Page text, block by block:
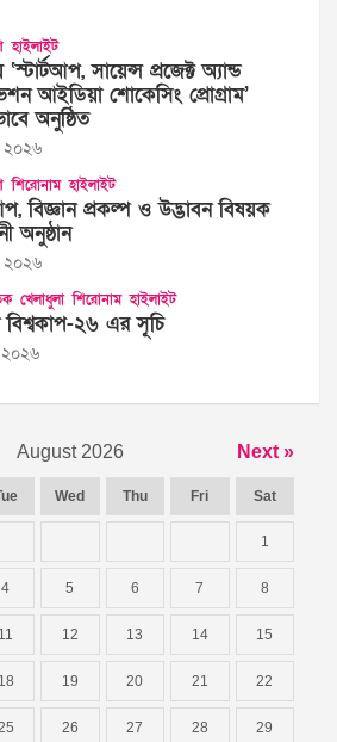
হাইলাইট
সায়েন্স প্রজেক্ট অ্যান্ড
আইডিয়া শোকেসিং প্রোগ্রাম’
অনুষ্ঠিত
শিরোনাম হাইলাইট
বিজ্ঞান প্রকল্প ও উদ্ভাবন বিষয়ক
অনুষ্ঠান
খেলাধুলা শিরোনাম হাইলাইট
২৬ এর সূচি
August 2026 Next »
Wed Thu Fri Sat
1
4 5 6 7 8
11 12 13 14 15
18 19 20 21 22
26 27 28 29